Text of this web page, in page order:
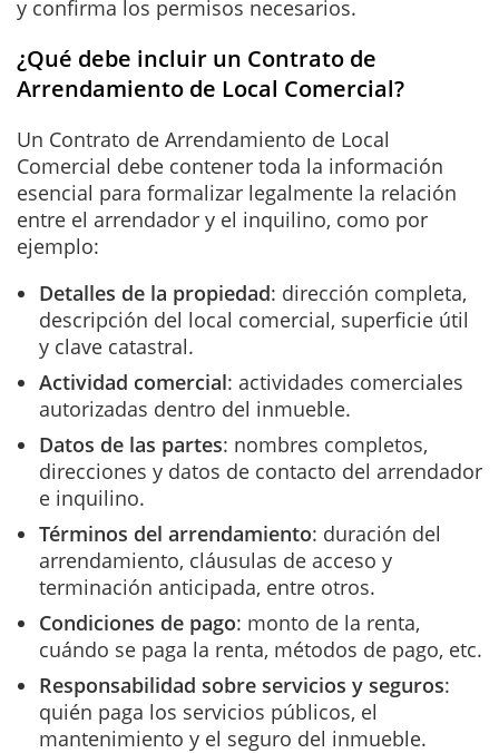
y confirma los permisos necesarios.
¿Qué debe incluir un Contrato de
Arrendamiento de Local Comercial?
Un Contrato de Arrendamiento de Local
Comercial debe contener toda la información
esencial para formalizar legalmente la relación
entre el arrendador y el inquilino, como por
ejemplo:
Detalles de la propiedad: dirección completa,
descripción del local comercial, superficie útil
y clave catastral.
Actividad comercial: actividades comerciales
autorizadas dentro del inmueble.
Datos de las partes: nombres completos,
direcciones y datos de contacto del arrendador
e inquilino.
Términos del arrendamiento: duración del
arrendamiento, cláusulas de acceso y
terminación anticipada, entre otros.
Condiciones de pago: monto de la renta,
cuándo se paga la renta, métodos de pago, etc.
Responsabilidad sobre servicios y seguros:
quién paga los servicios públicos, el
mantenimiento y el seguro del inmueble.